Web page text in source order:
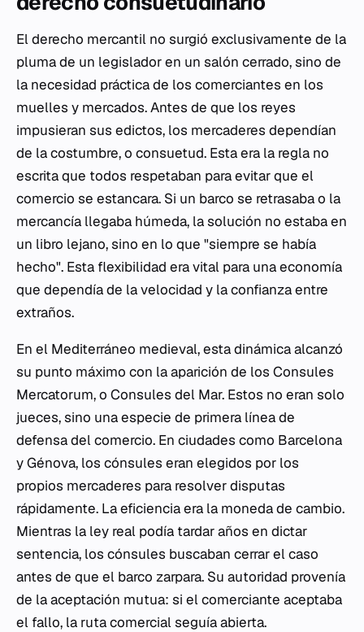
El derecho mercantil no surgió exclusivamente de la
pluma de un legislador en un salón cerrado, sino de
la necesidad práctica de los comerciantes en los
muelles y mercados. Antes de que los reyes
impusieran sus edictos, los mercaderes dependían
de la costumbre, o consuetud. Esta era la regla no
escrita que todos respetaban para evitar que el
comercio se estancara. Si un barco se retrasaba o la
mercancía llegaba húmeda, la solución no estaba en
un libro lejano, sino en lo que "siempre se había
hecho". Esta flexibilidad era vital para una economía
que dependía de la velocidad y la confianza entre
extraños.
En el Mediterráneo medieval, esta dinámica alcanzó
su punto máximo con la aparición de los Consules
Mercatorum, o Consules del Mar. Estos no eran solo
jueces, sino una especie de primera línea de
defensa del comercio. En ciudades como Barcelona
y Génova, los cónsules eran elegidos por los
propios mercaderes para resolver disputas
rápidamente. La eficiencia era la moneda de cambio.
Mientras la ley real podía tardar años en dictar
sentencia, los cónsules buscaban cerrar el caso
antes de que el barco zarpara. Su autoridad provenía
de la aceptación mutua: si el comerciante aceptaba
el fallo, la ruta comercial seguía abierta.